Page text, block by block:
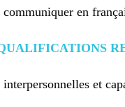
en
et